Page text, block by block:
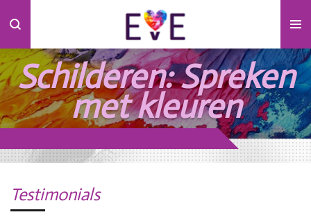
direct
naar
de
hoofdinhoud
Schilderen: Spreken
met kleuren
Testimonials